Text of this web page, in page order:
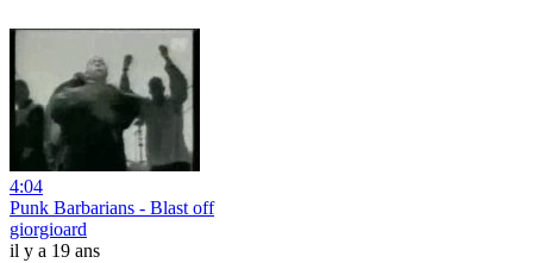
4:04
Punk Barbarians - Blast off
giorgioard
il y a 19 ans